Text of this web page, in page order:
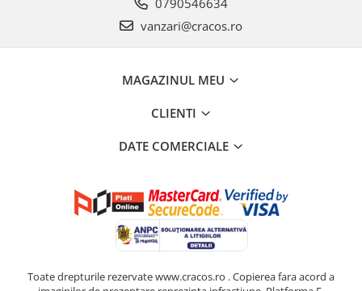
0790546634
vanzari@cracos.ro
MAGAZINUL MEU
CLIENTI
DATE COMERCIALE
Toate drepturile rezervate www.cracos.ro . Copierea fara acord a